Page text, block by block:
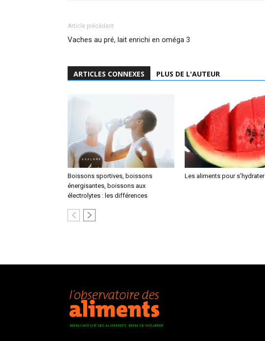
Article précédent
Vaches au pré, lait enrichi en oméga 3
ARTICLES CONNEXES PLUS DE L'AUTEUR
Boissons sportives, boissons
énergisantes, boissons aux
électrolytes : les différences
Les aliments pour s’hydrater
BIEN CHOISIR SES ALIMENTS, BIEN SE NOURRIR